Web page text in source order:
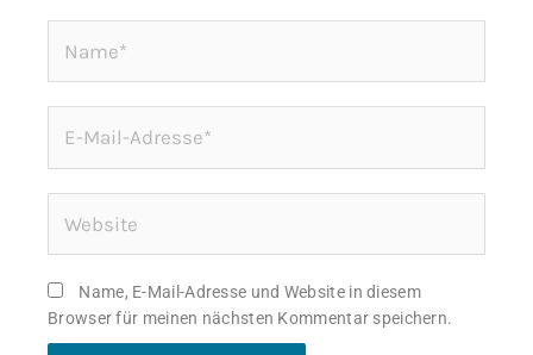
Mail-
Adresse*
Name, E-Mail-Adresse und Website in diesem
Browser für meinen nächsten Kommentar speichern.